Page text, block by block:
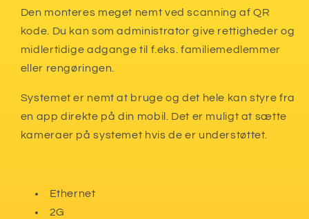
Den monteres meget nemt ved scanning af QR
kode. Du kan som administrator give rettigheder og
midlertidige adgange til f.eks. familiemedlemmer
eller rengøringen.
Systemet er nemt at bruge og det hele kan styre fra
en app direkte på din mobil. Det er muligt at sætte
kameraer på systemet hvis de er understøttet.
Ethernet
2G